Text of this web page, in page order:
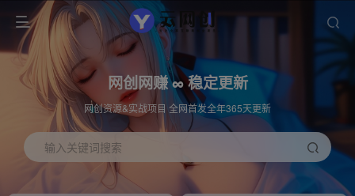
网创网赚 ∞ 稳定更新
网创资源&实战项目 全网首发全年365天更新
输入关键词搜索